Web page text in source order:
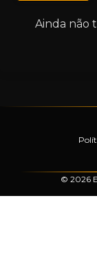
Ainda não
© 2026